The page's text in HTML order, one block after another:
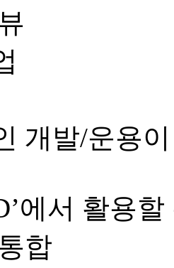
개발/운용
에서 활용
합